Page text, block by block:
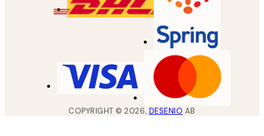
COPYRIGHT ©2026, DESENIO AB